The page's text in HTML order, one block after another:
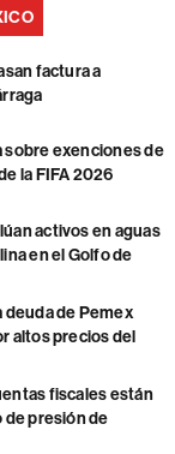
factura a
sobre exenciones de
la FIFA 2026
activos en aguas
en el Golfo de
de Pemex
altos precios del
fiscales están
de presión de